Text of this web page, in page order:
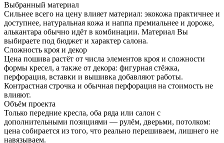
Выбранный материал
Сильнее всего на цену влияет материал: экокожа практичнее и
доступнее, натуральная кожа и наппа премиальнее и дороже,
алькантара обычно идёт в комбинации. Материал Вы
выбираете под бюджет и характер салона.
Сложность кроя и декор
Цена пошива растёт от числа элементов кроя и сложности
формы кресел, а также от декора: фигурная стёжка,
перфорация, вставки и вышивка добавляют работы.
Контрастная строчка и обычная перфорация на стоимость не
влияют.
Объём проекта
Только передние кресла, оба ряда или салон с
дополнительными позициями — рулём, дверьми, потолком:
цена собирается из того, что реально перешиваем, лишнего не
навязываем.